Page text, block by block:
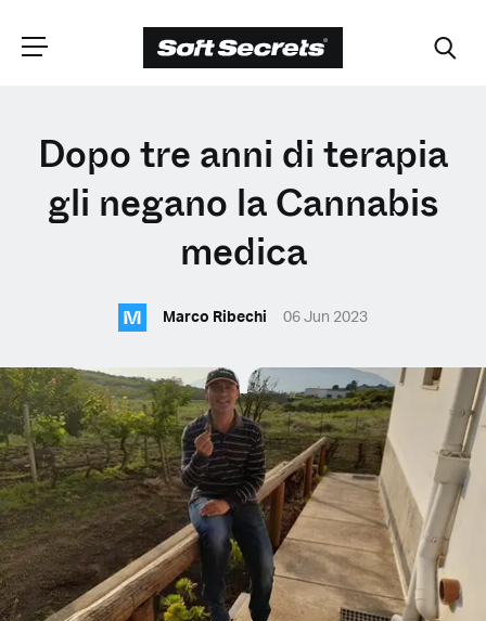
SCEGLI LA
TUA POSIZIONE
English (United Kingdom)
English (United States)
Spanish (Spain)
Spanish (Latin America)
German
French
Dopo tre anni di terapia
gli negano la Cannabis
medica
M Marco Ribechi 06 Jun 2023